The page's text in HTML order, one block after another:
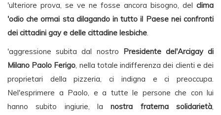
'ulteriore prova, se ve ne fosse ancora bisogno, del clima
'odio che ormai sta dilagando in tutto il Paese nei confronti
dei cittadini gay e delle cittadine lesbiche.
'aggressione subita dal nostro Presidente del'Arcigay di
Milano Paolo Ferigo, nella totale indifferenza dei clienti e dei
proprietari della pizzeria, ci indigna e ci preoccupa.
Nel'esprimere a Paolo, e a tutte le persone che con lui
hanno subito ingiurie, lanostra fraterna solidarietà,